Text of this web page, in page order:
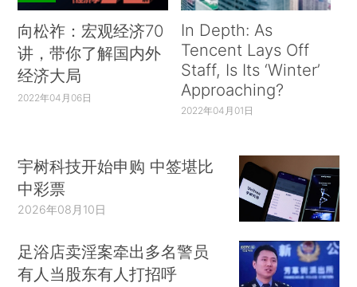
向松祚：宏观经济70
讲，带你了解国内外
经济大局
2022年04月06日
In Depth: As
Tencent Lays Off
Staff, Is Its ‘Winter’
Approaching?
2022年04月01日
宇树科技开始申购 中签堪比
中彩票
2026年08月10日
足浴店卖淫案牵出多名警员
有人当股东有人打招呼